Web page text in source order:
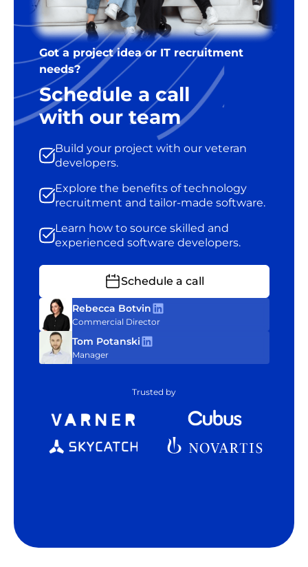
Got a project idea or IT recruitment
needs?
Schedule a call
with our team
Build your project with our veteran
developers.
Explore the benefits of technology
recruitment and tailor-made software.
Learn how to source skilled and
experienced software developers.
Schedule a call
Rebecca Botvin
Commercial Director
Tom Potanski
Manager
Trusted by